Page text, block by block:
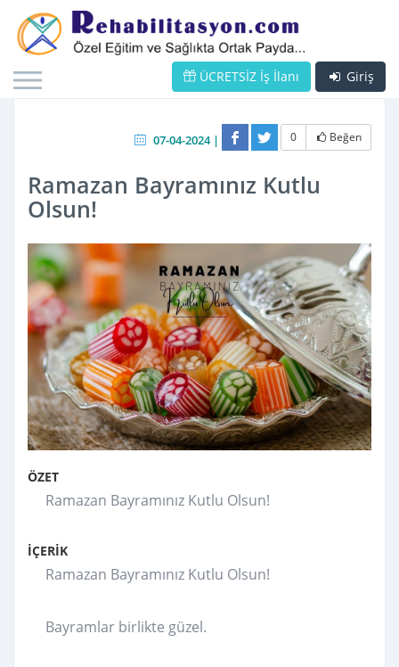
Giriş
ÜCRETSİZ İş İlanı
07-04-2024 | 0 Beğen
Ramazan Bayramınız Kutlu
Olsun!
ÖZET
Ramazan Bayramınız Kutlu Olsun!
İÇERİK
Ramazan Bayramınız Kutlu Olsun!
Bayramlar birlikte güzel.